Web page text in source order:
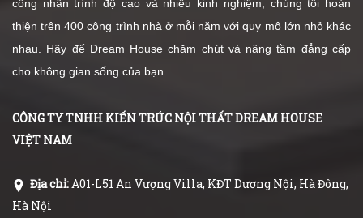
công nhân trình độ cao và nhiều kinh nghiệm, chúng tôi hoàn
thiện trên 400 công trình nhà ở mỗi năm với quy mô lớn nhỏ khác
nhau. Hãy để Dream House chăm chút và nâng tầm đẳng cấp
cho không gian sống của bạn.
CÔNG TY TNHH KIẾN TRÚC NỘI THẤT DREAM HOUSE
VIỆT NAM
Địa chỉ:A01-L51 An Vượng Villa, KĐT Dương Nội, Hà Đông,
Hà Nội